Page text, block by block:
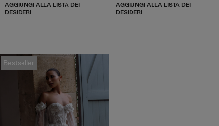
AGGIUNGI ALLA LISTA DEI
DESIDERI
AGGIUNGI ALLA LISTA DEI
DESIDERI
Bestseller